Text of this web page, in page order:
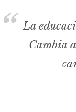
La
Cambia